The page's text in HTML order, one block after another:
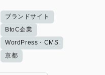
ブランドサイト
BtoC企業
WordPress・CMS
京都